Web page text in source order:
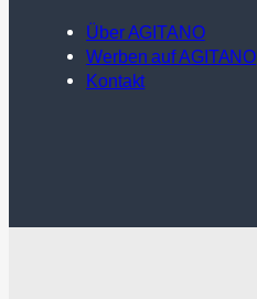
Über AGITANO
Werben auf AGITANO
Kontakt